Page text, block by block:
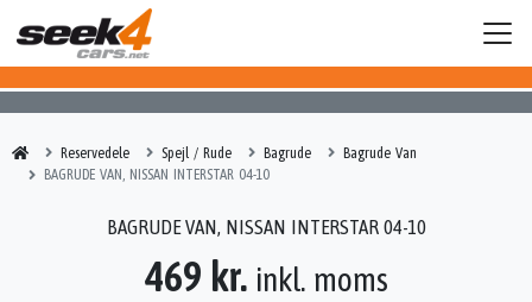
Reservedele Spejl / Rude Bagrude
Bagrude Van
BAGRUDE VAN, NISSAN INTERSTAR 04-10
469 kr. inkl. moms
BAGRUDE VAN, NISSAN INTERSTAR 04-10